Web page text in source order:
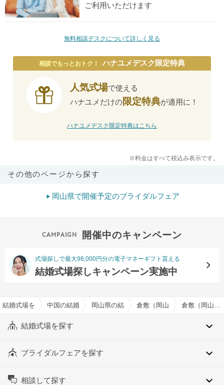
ご利用いただけます
無料相談デスクについて詳しく見る
相談でもっとおトク！ ハナユメデスク限定特典
人気式場で使える
ハナユメだけの限定特典が適用に！
ハナユメデスク限定特典はこちら
※料金はすべて税込み表示です。
その他のページから探す
岡山県で開催予定のブライダルフェア
開催中のキャンペーン
式場探しで最大98,000円分の電子マネーギフト貰える
結婚式場探しキャンペーン実施中
結婚式場を探すならハナユメ
中国の結婚式場岡山県の結婚式場倉敷（岡山県）の結婚式場
結婚式場を探す
ブライダルフェアを探す
相談して探す